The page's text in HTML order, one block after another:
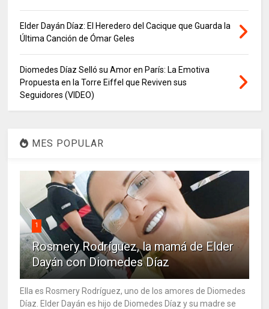
Elder Dayán Díaz: El Heredero del Cacique que Guarda la
Última Canción de Ómar Geles
Diomedes Díaz Selló su Amor en París: La Emotiva
Propuesta en la Torre Eiffel que Reviven sus
Seguidores (VIDEO)
MES POPULAR
1
Rosmery Rodríguez, la mamá de Elder
Dayán con Diomedes Díaz
Ella es Rosmery Rodríguez, uno de los amores de Diomedes
Díaz. Elder Dayán es hijo de Diomedes Díaz y su madre se